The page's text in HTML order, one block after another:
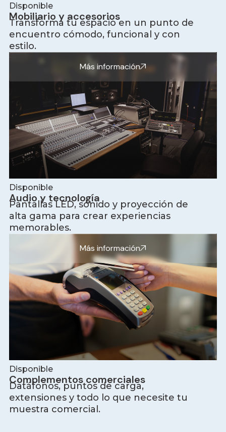
Disponible
Mobiliario y accesorios
Transforma tu espacio en un punto de
encuentro cómodo, funcional y con
estilo.
Más información
Disponible
Audio y tecnología
Pantallas LED, sonido y proyección de
alta gama para crear experiencias
memorables.
Más información
Disponible
Complementos comerciales
Datáfonos, puntos de carga,
extensiones y todo lo que necesite tu
muestra comercial.